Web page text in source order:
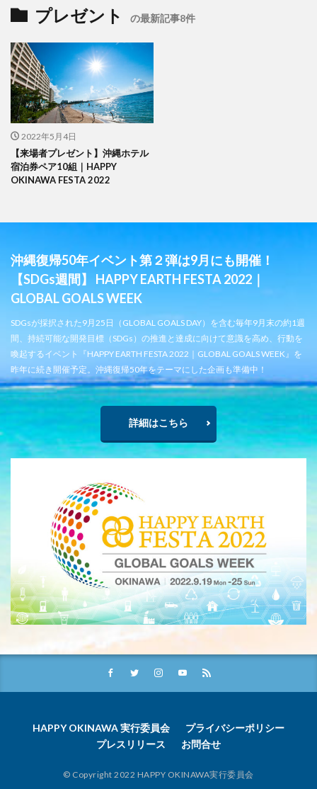
プレゼント の最新記事8件
2022年5月4日
【来場者プレゼント】沖縄ホテル
宿泊券ペア10組｜HAPPY
OKINAWA FESTA 2022
沖縄復帰50年イベント第２弾は9月にも開催！
【SDGs週間】 HAPPY EARTH FESTA 2022｜
GLOBAL GOALS WEEK
SDGsが採択された9月25日（GLOBAL GOALS DAY）を含む毎年9月末の約1週
間、持続可能な開発目標（SDGs）の推進と達成に向けて意識を高め、行動を
喚起するイベント『HAPPY EARTH FESTA 2022｜GLOBAL GOALS WEEK』を
昨年に続き開催予定。沖縄復帰50年をテーマにした企画も準備中！
詳細はこちら
HAPPY OKINAWA 実行委員会
プライバシーポリシー
プレスリリース
お問合せ
© Copyright 2022 HAPPY OKINAWA実行委員会